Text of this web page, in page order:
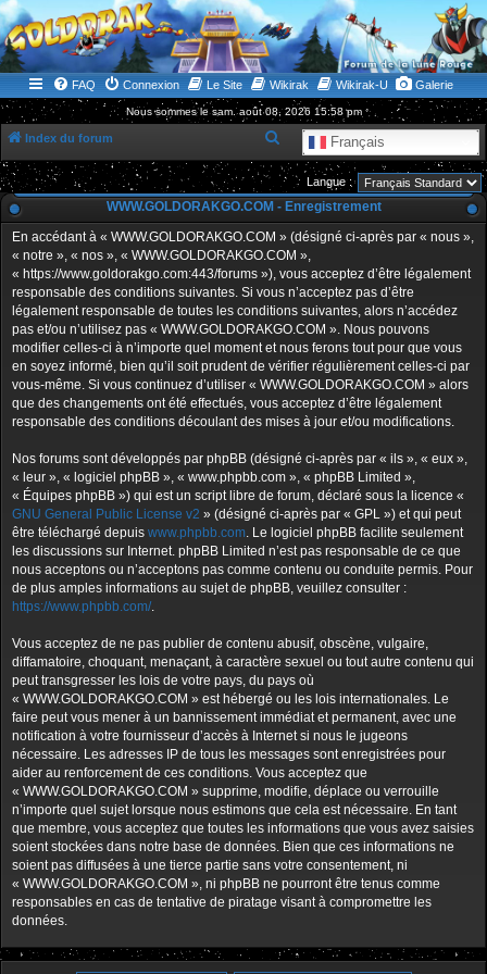
WWW.GOLDORAKGO.COM
le site de la Lune Rouge
FAQ Connexion Le Site Wikirak Wikirak-U Galerie
Nous sommes le sam. août 08, 2026 15:58 pm
Index du forum Français
e
c
h
e
c
h
e
r
Langue :
WWW.GOLDORAKGO.COM - Enregistrement
En accédant à « WWW.GOLDORAKGO.COM » (désigné ci-après par « nous »,
« notre », « nos », « WWW.GOLDORAKGO.COM »,
« https://www.goldorakgo.com:443/forums »), vous acceptez d’être légalement
responsable des conditions suivantes. Si vous n’acceptez pas d’être
légalement responsable de toutes les conditions suivantes, alors n’accédez
pas et/ou n’utilisez pas « WWW.GOLDORAKGO.COM ». Nous pouvons
modifier celles-ci à n’importe quel moment et nous ferons tout pour que vous
en soyez informé, bien qu’il soit prudent de vérifier régulièrement celles-ci par
vous-même. Si vous continuez d’utiliser « WWW.GOLDORAKGO.COM » alors
que des changements ont été effectués, vous acceptez d’être légalement
responsable des conditions découlant des mises à jour et/ou modifications.
Nos forums sont développés par phpBB (désigné ci-après par « ils », « eux »,
« leur », « logiciel phpBB », « www.phpbb.com », « phpBB Limited »,
« Équipes phpBB ») qui est un script libre de forum, déclaré sous la licence «
GNU General Public License v2 » (désigné ci-après par « GPL ») et qui peut
être téléchargé depuis www.phpbb.com. Le logiciel phpBB facilite seulement
les discussions sur Internet. phpBB Limited n’est pas responsable de ce que
nous acceptons ou n’acceptons pas comme contenu ou conduite permis. Pour
de plus amples informations au sujet de phpBB, veuillez consulter :
https://www.phpbb.com/.
Vous acceptez de ne pas publier de contenu abusif, obscène, vulgaire,
diffamatoire, choquant, menaçant, à caractère sexuel ou tout autre contenu qui
peut transgresser les lois de votre pays, du pays où
« WWW.GOLDORAKGO.COM » est hébergé ou les lois internationales. Le
faire peut vous mener à un bannissement immédiat et permanent, avec une
notification à votre fournisseur d’accès à Internet si nous le jugeons
nécessaire. Les adresses IP de tous les messages sont enregistrées pour
aider au renforcement de ces conditions. Vous acceptez que
« WWW.GOLDORAKGO.COM » supprime, modifie, déplace ou verrouille
n’importe quel sujet lorsque nous estimons que cela est nécessaire. En tant
que membre, vous acceptez que toutes les informations que vous avez saisies
soient stockées dans notre base de données. Bien que ces informations ne
soient pas diffusées à une tierce partie sans votre consentement, ni
« WWW.GOLDORAKGO.COM », ni phpBB ne pourront être tenus comme
responsables en cas de tentative de piratage visant à compromettre les
données.